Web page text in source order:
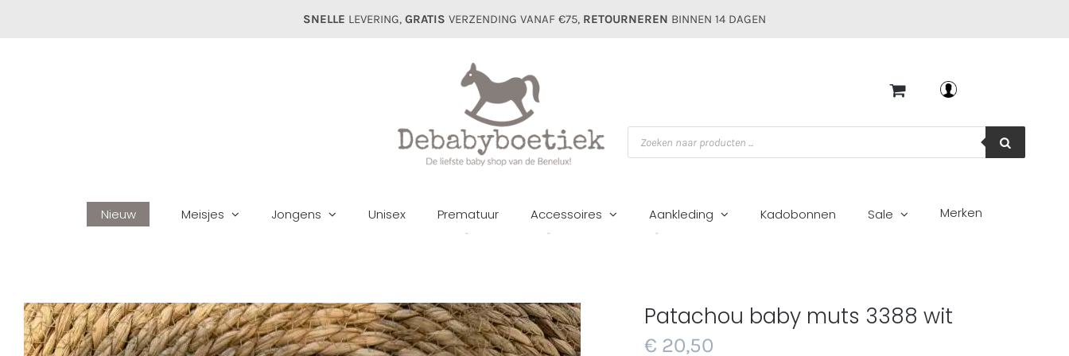
SNELLE LEVERING, GRATIS VERZENDING VANAF €75, RETOURNEREN BINNEN 14 DAGEN
Producten
zoeken
Nieuw Meisjes Jongens Unisex Prematuur Accessoires Aankleding Kadobonnen Sale Merken
Patachou baby muts 3388 wit
€ 20,50